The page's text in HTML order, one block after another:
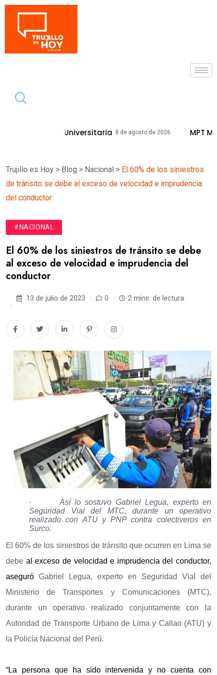
8 de agosto de 2026 MPT Mejorará Calles
Trujillo es Hoy > Blog > Nacional > El 60% de los siniestros
de tránsito se debe al exceso de velocidad e imprudencia
del conductor
#NACIONAL
El 60% de los siniestros de tránsito se debe
al exceso de velocidad e imprudencia del
conductor
13 de julio de 2023 0 2 mins. de lectura
·
Así lo sostuvo Gabriel Legua, experto en
Seguridad Vial del MTC, durante un operativo
realizado con ATU y PNP contra colectiveros en
Surco.
El 60% de los siniestros de tránsito que ocurren en Lima se
debe al exceso de velocidad e imprudencia del conductor,
aseguró Gabriel Legua, experto en Seguridad Vial del
Ministerio de Transportes y Comunicaciones (MTC),
durante un operativo realizado conjuntamente con la
Autoridad de Transporte Urbano de Lima y Callao (ATU) y
la Policía Nacional del Perú.
“La persona que ha sido intervenida y no cuenta con